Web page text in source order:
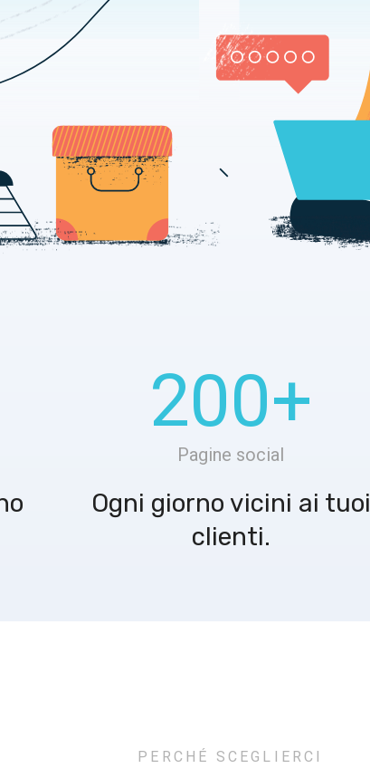
200+
Pagine social
Ogni giorno vicini ai tuoi
clienti.
PERCHÉ SCEGLIERCI